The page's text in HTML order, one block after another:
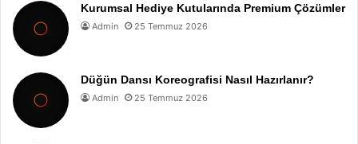
Kurumsal Hediye Kutularında Premium Çözümler
Admin 25 Temmuz 2026
Düğün Dansı Koreografisi Nasıl Hazırlanır?
Admin 25 Temmuz 2026